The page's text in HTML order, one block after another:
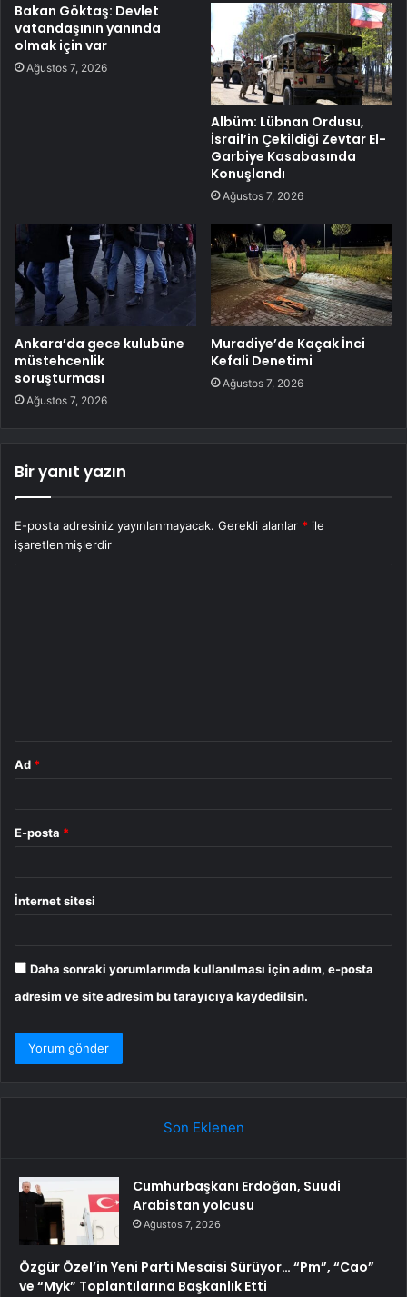
Bakan Göktaş: Devlet
vatandaşının yanında
olmak için var
Ağustos 7, 2026
Albüm: Lübnan Ordusu,
İsrail’in Çekildiği Zevtar El-
Garbiye Kasabasında
Konuşlandı
Ağustos 7, 2026
Ankara’da gece kulubüne
müstehcenlik
soruşturması
Ağustos 7, 2026
Muradiye’de Kaçak İnci
Kefali Denetimi
Ağustos 7, 2026
Bir yanıt yazın
E-posta adresiniz yayınlanmayacak. Gerekli alanlar * ile
işaretlenmişlerdir
Ad *
E-posta *
İnternet sitesi
Daha sonraki yorumlarımda kullanılması için adım, e-posta
adresim ve site adresim bu tarayıcıya kaydedilsin.
Son Eklenen
Cumhurbaşkanı Erdoğan, Suudi
Arabistan yolcusu
Ağustos 7, 2026
Özgür Özel’in Yeni Parti Mesaisi Sürüyor… “Pm”, “Cao”
ve “Myk” Toplantılarına Başkanlık Etti